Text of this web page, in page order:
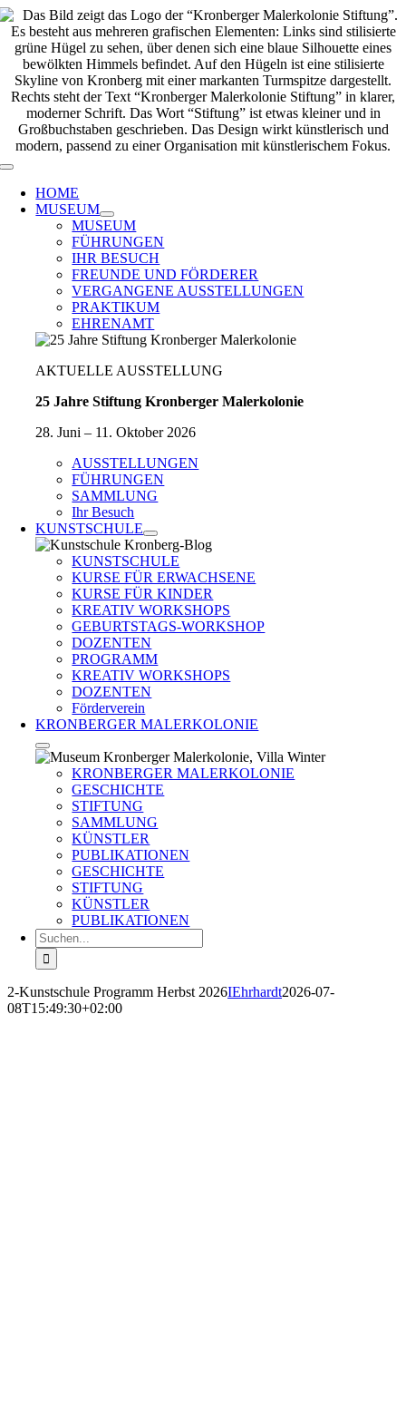
Zum
Inhalt
springen
Toggle
Navigation
HOME
MUSEUM
MUSEUM
FÜHRUNGEN
IHR BESUCH
FREUNDE UND FÖRDERER
VERGANGENE AUSSTELLUNGEN
PRAKTIKUM
EHRENAMT
AKTUELLE AUSSTELLUNG
25 Jahre Stiftung Kronberger Malerkolonie
28. Juni – 11. Oktober 2026
AUSSTELLUNGEN
FÜHRUNGEN
SAMMLUNG
Ihr Besuch
KUNSTSCHULE
KUNSTSCHULE
KURSE FÜR ERWACHSENE
KURSE FÜR KINDER
KREATIV WORKSHOPS
GEBURTSTAGS-WORKSHOP
DOZENTEN
PROGRAMM
KREATIV WORKSHOPS
DOZENTEN
Förderverein
KRONBERGER MALERKOLONIE
KRONBERGER MALERKOLONIE
GESCHICHTE
STIFTUNG
SAMMLUNG
KÜNSTLER
PUBLIKATIONEN
GESCHICHTE
STIFTUNG
KÜNSTLER
PUBLIKATIONEN
Suche
nach:
2-Kunstschule Programm Herbst 2026IEhrhardt2026-07-
08T15:49:30+02:00